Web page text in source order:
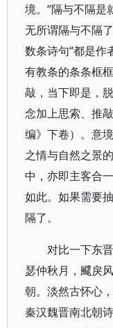
境。“隔与不隔是
无所谓隔与不隔
数条诗句“都是作
有教条的条条框
敲，当下即是，
念加上思索、推
编》下卷）。意
之情与自然之景
中，亦即主客合
如此。如果需要
隔了。
对比一下东
瑟仲秋月，飂戾
朝。淡然古怀心
秦汉魏晋南北朝